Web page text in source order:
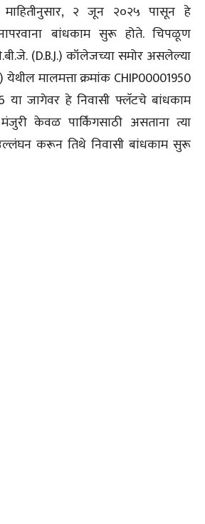
माहितीनुसार, २ जून २०२५ पासून हे
बांधकाम सुरू होते. चिपळूण
(D.B.J.) कॉलेजच्या समोर असलेल्या
येथील मालमत्ता क्रमांक CHIP00001950
या जागेवर हे निवासी फ्लॅटचे बांधकाम
केवळ पार्किंगसाठी असताना त्या
करून तिथे निवासी बांधकाम सुरू